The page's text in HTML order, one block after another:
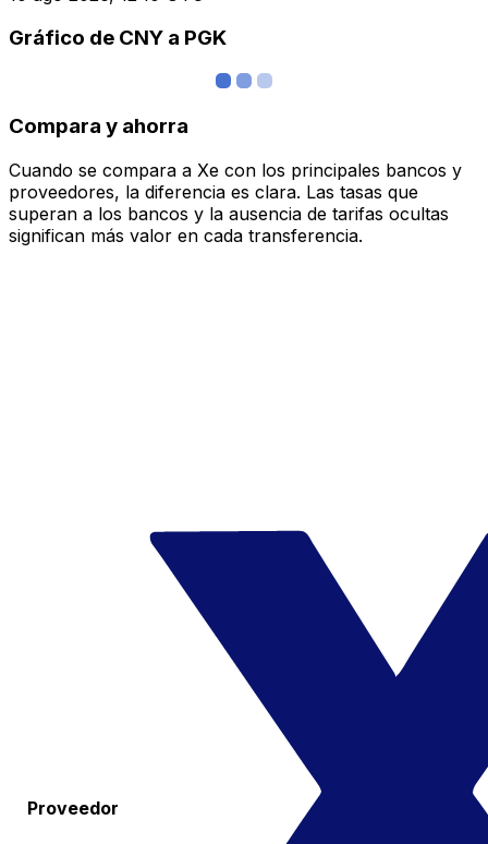
Gráfico de CNY a PGK
Compara y ahorra
Cuando se compara a Xe con los principales bancos y
proveedores, la diferencia es clara. Las tasas que
superan a los bancos y la ausencia de tarifas ocultas
significan más valor en cada transferencia.
Proveedor